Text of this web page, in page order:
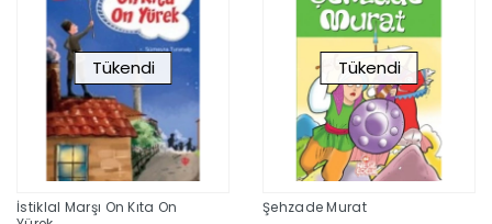
Tükendi
İstiklal Marşı On Kıta On
Tükendi
Şehzade Murat